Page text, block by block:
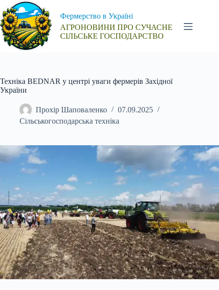
Перейти
до
вмісту
Фермерство в Україні
АГРОНОВИНИ ПРО СУЧАСНЕ
СІЛЬСЬКЕ ГОСПОДАРСТВО
Техніка BEDNAR у центрі уваги фермерів Західної
України
Прохір Шаповаленко
07.09.2025
Сільськогосподарська техніка